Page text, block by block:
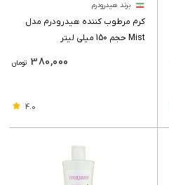
برند هیدرودرم
کرم مرطوب کننده هیدرودرم مدل
Mist حجم 150 میلی لیتر
تومان 380,000
4.0